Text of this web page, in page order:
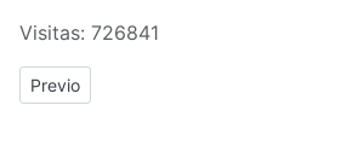
Visitas: 726841
Previous article: ERASMUS+: Crónica
Previo